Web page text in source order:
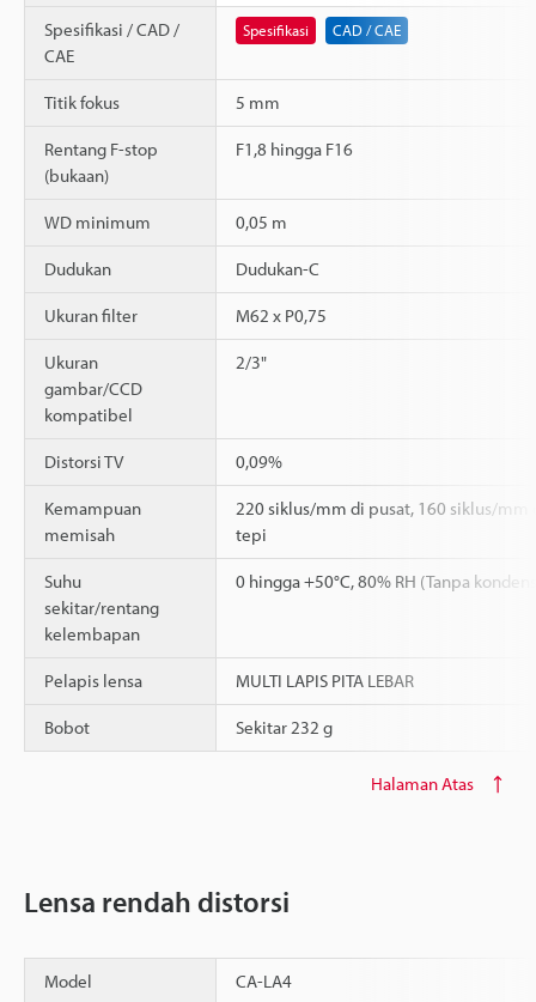
Spesifikasi / CAD /
CAE
Spesifikasi CAD / CAE
Titik fokus 5 mm
Rentang F-stop
(bukaan)
F1,8 hingga F16
WD minimum 0,05 m
Dudukan Dudukan-C
Ukuran filter M62 x P0,75
Ukuran
gambar/CCD
kompatibel
2/3"
Distorsi TV 0,09%
Kemampuan
memisah
220 siklus/mm di pusat, 160 siklus/mm
tepi
Suhu
sekitar/rentang
kelembapan
0 hingga +50°C, 80% RH (Tanpa
Pelapis lensa MULTI LAPIS PITA LEBAR
Bobot Sekitar 232 g
Halaman Atas
Lensa rendah distorsi
Model CA-LA4